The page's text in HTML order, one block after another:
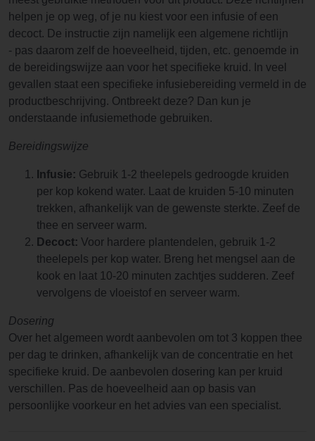
helpen je op weg, of je nu kiest voor een infusie of een
decoct. De instructie zijn namelijk een algemene richtlijn
- pas daarom zelf de hoeveelheid, tijden, etc. genoemde in
de bereidingswijze aan voor het specifieke kruid. In veel
gevallen staat een specifieke infusiebereiding vermeld in de
productbeschrijving. Ontbreekt deze? Dan kun je
onderstaande infusiemethode gebruiken.
Bereidingswijze
Infusie: Gebruik 1-2 theelepels gedroogde kruiden
per kop kokend water. Laat de kruiden 5-10 minuten
trekken, afhankelijk van de gewenste sterkte. Zeef de
thee en serveer warm.
Decoct: Voor hardere plantendelen, gebruik 1-2
theelepels per kop water. Breng het mengsel aan de
kook en laat 10-20 minuten zachtjes sudderen. Zeef
vervolgens de vloeistof en serveer warm.
Dosering
Over het algemeen wordt aanbevolen om tot 3 koppen thee
per dag te drinken, afhankelijk van de concentratie en het
specifieke kruid. De aanbevolen dosering kan per kruid
verschillen. Pas de hoeveelheid aan op basis van
persoonlijke voorkeur en het advies van een specialist.